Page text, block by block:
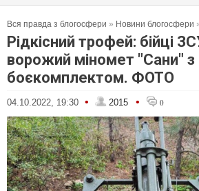
Вся правда з блогосфери » Новини блогосфери
Рідкісний трофей: бійці
ворожий міномет "Сани" з
боєкомплектом. ФОТО
04.10.2022, 19:30 • 2015 • 0